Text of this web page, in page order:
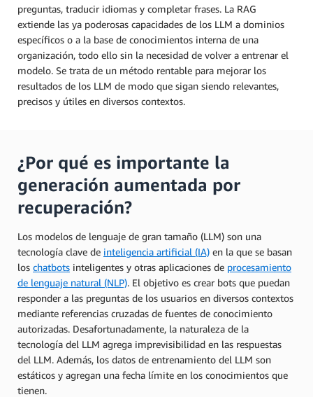
preguntas, traducir idiomas y completar frases. La RAG
extiende las ya poderosas capacidades de los LLM a dominios
específicos o a la base de conocimientos interna de una
organización, todo ello sin la necesidad de volver a entrenar el
modelo. Se trata de un método rentable para mejorar los
resultados de los LLM de modo que sigan siendo relevantes,
precisos y útiles en diversos contextos.
¿Por qué es importante la
generación aumentada por
recuperación?
Los modelos de lenguaje de gran tamaño (LLM) son una
tecnología clave de inteligencia artificial (IA) en la que se basan
los chatbots inteligentes y otras aplicaciones de procesamiento
de lenguaje natural (NLP). El objetivo es crear bots que puedan
responder a las preguntas de los usuarios en diversos contextos
mediante referencias cruzadas de fuentes de conocimiento
autorizadas. Desafortunadamente, la naturaleza de la
tecnología del LLM agrega imprevisibilidad en las respuestas
del LLM. Además, los datos de entrenamiento del LLM son
estáticos y agregan una fecha límite en los conocimientos que
tienen.